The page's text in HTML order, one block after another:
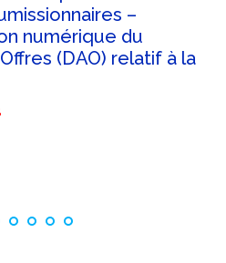
–
numérique du
(DAO) relatif à la